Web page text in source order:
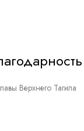
Верхнего Тагила